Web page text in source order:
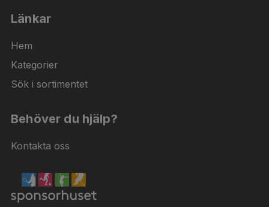
Länkar
Hem
Kategorier
Sök i sortimentet
Behöver du hjälp?
Kontakta oss